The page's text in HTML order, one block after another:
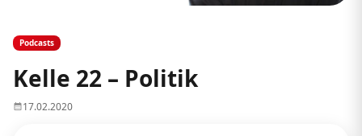
Podcasts
Kelle 22 – Politik
17.02.2020